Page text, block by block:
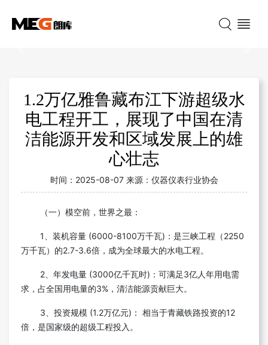
1.2万亿雅鲁藏布江下游超级水
电工程开工，展现了中国在清
洁能源开发和区域发展上的雄
心壮志
时间： 2025-08-07 来源： 仪器仪表行业协会
（一）模空前，世界之最：
1、装机容量 (6000-8100万千瓦)：是三峡工程（2250
万千瓦）的2.7-3.6倍，成为全球最大的水电工程。
2、年发电量 (3000亿千瓦时)：可满足3亿人年用电需
求，占全国用电量的3%，清洁能源贡献巨大。
3、投资规模 (1.2万亿元)： 相当于青藏铁路投资的12
倍，是国家级的超级工程投入。